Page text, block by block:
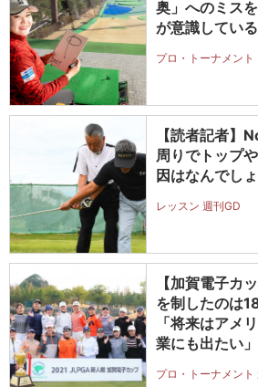
奥」へのミス
が意識してい
プロ・トーナメント
【読者記者】
周りでトップ
因はなんでしょ
レッスン 週刊GD
【加賀電子カ
を制したのは
「将来はアメ
業にも出たい」
プロ・トーナメント